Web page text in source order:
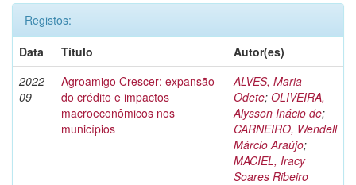
Registos:
Data
Título
Autor(es)
2022-
09
Agroamigo Crescer: expansão
do crédito e impactos
macroeconômicos nos
municípios
ALVES, Maria
Odete; OLIVEIRA,
Alysson Inácio de;
CARNEIRO, Wendell
Márcio Araújo;
MACIEL, Iracy
Soares Ribeiro